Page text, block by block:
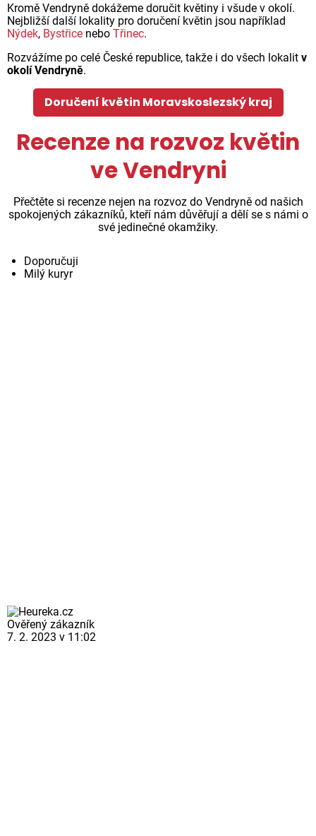
Kromě Vendryně dokážeme doručit květiny i všude v okolí.
Nejbližší další lokality pro doručení květin jsou například
Nýdek, Bystřice nebo Třinec.
Rozvážíme po celé České republice, takže i do všech lokalit v
okolí Vendryně.
Doručení květin Moravskoslezský kraj
Recenze na rozvoz květin
ve Vendryni
Přečtěte si recenze nejen na rozvoz do Vendryně od našich
spokojených zákazníků, kteří nám důvěřují a dělí se s námi o
své jedinečné okamžiky.
Doporučuji
Milý kuryr
Ověřený zákazník
7. 2. 2023 v 11:02